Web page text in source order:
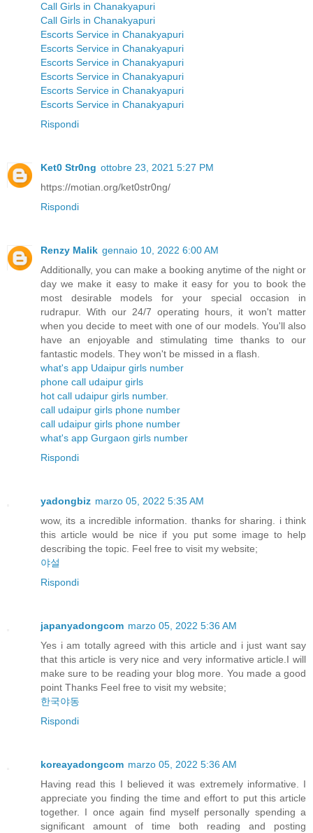
Call Girls in Chanakyapuri
Call Girls in Chanakyapuri
Escorts Service in Chanakyapuri
Escorts Service in Chanakyapuri
Escorts Service in Chanakyapuri
Escorts Service in Chanakyapuri
Escorts Service in Chanakyapuri
Escorts Service in Chanakyapuri
Rispondi
Ket0 Str0ng ottobre 23, 2021 5:27 PM
https://motian.org/ket0str0ng/
Rispondi
Renzy Malik gennaio 10, 2022 6:00 AM
Additionally, you can make a booking anytime of the night or
day we make it easy to make it easy for you to book the
most desirable models for your special occasion in
rudrapur. With our 24/7 operating hours, it won't matter
when you decide to meet with one of our models. You'll also
have an enjoyable and stimulating time thanks to our
fantastic models. They won't be missed in a flash.
what's app Udaipur girls number
phone call udaipur girls
hot call udaipur girls number.
call udaipur girls phone number
call udaipur girls phone number
what's app Gurgaon girls number
Rispondi
yadongbiz marzo 05, 2022 5:35 AM
wow, its a incredible information. thanks for sharing. i think
this article would be nice if you put some image to help
describing the topic. Feel free to visit my website;
야설
Rispondi
japanyadongcom marzo 05, 2022 5:36 AM
Yes i am totally agreed with this article and i just want say
that this article is very nice and very informative article.I will
make sure to be reading your blog more. You made a good
point Thanks Feel free to visit my website;
한국야동
Rispondi
koreayadongcom marzo 05, 2022 5:36 AM
Having read this I believed it was extremely informative. I
appreciate you finding the time and effort to put this article
together. I once again find myself personally spending a
significant amount of time both reading and posting